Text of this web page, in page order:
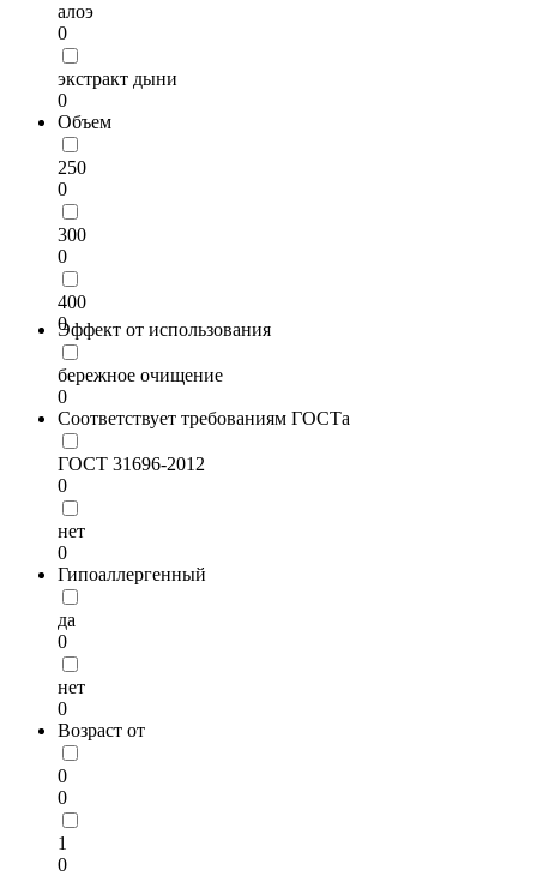
алоэ
0
экстракт дыни
0
Объем
250
0
300
0
400
0
Эффект от использования
бережное очищение
0
Соответствует требованиям ГОСТа
ГОСТ 31696-2012
0
нет
0
Гипоаллергенный
да
0
нет
0
Возраст от
0
0
1
0